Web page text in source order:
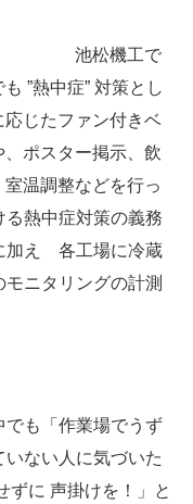
。
機工で
”熱中症” 対策とし
じたファン付きベ
、ポスター掲示、飲
温調整などを行っ
熱中症対策の義務
加え 各工場に冷蔵
ニタリングの計測
でも「作業場でうず
いない人に気づいた
ずに 声掛けを！」と